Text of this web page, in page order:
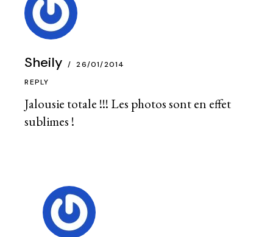
Sheily 26/01/2014
Jalousie totale !!! Les photos sont en effet
sublimes !
REPLY